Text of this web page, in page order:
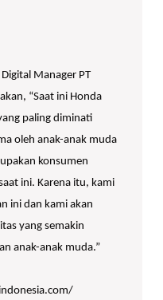
Manager PT
“Saat ini Honda
paling diminati
oleh anak-anak muda
konsumen
ini. Karena itu, kami
ini dan kami akan
yang semakin
anak-anak muda.”